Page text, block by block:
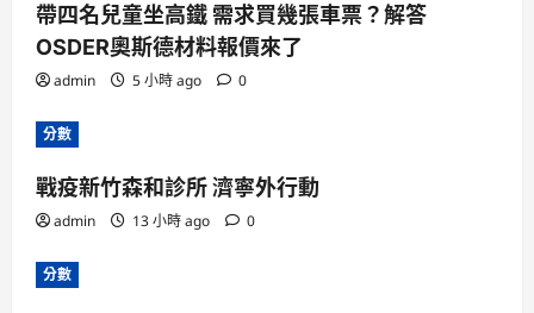
帶四名兒童坐高鐵 需求買幾張車票？解答
OSDER奧斯德材料報價來了
admin 5 小時 ago 0
分數
戰疫新竹森和診所 濟寧外行動
admin 13 小時 ago 0
分數